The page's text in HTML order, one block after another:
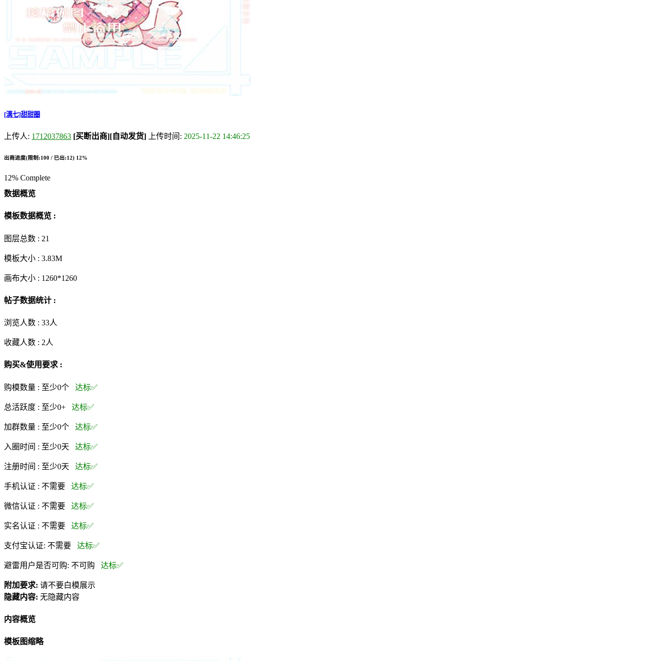
[漓七]甜甜圈
上传人: 1712037863 [买断出商][自动发货] 上传时间: 2025-11-22 14:46:25
出商进度(限制:100 / 已出:12) 12%
12% Complete
数据概览
模板数据概览 :
图层总数 : 21
模板大小 : 3.83M
画布大小 : 1260*1260
帖子数据统计 :
浏览人数 : 33人
收藏人数 : 2人
购买&使用要求 :
购模数量 : 至少0个 达标✅
总活跃度 : 至少0+ 达标✅
加群数量 : 至少0个 达标✅
入圈时间 : 至少0天 达标✅
注册时间 : 至少0天 达标✅
手机认证 : 不需要 达标✅
微信认证 : 不需要 达标✅
实名认证 : 不需要 达标✅
支付宝认证: 不需要 达标✅
避雷用户是否可购: 不可购 达标✅
附加要求: 请不要白模展示
隐藏内容: 无隐藏内容
内容概览
模板图缩略